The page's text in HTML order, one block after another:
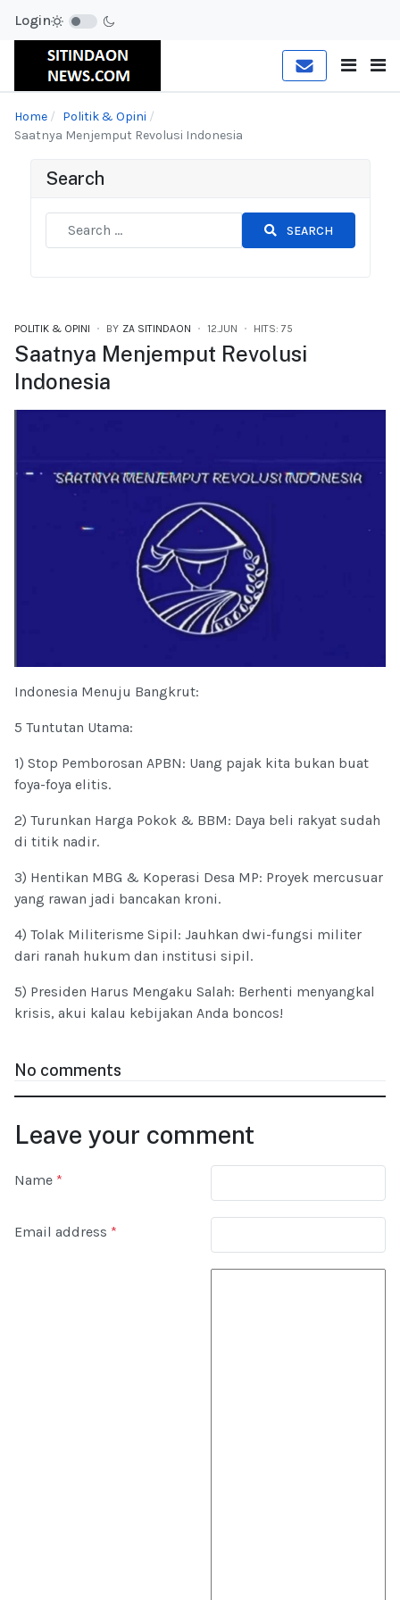
Login
Home
Politik & Opini
Saatnya Menjemput Revolusi Indonesia
Search
SEARCH
POLITIK & OPINI BY ZA SITINDAON 12.JUN HITS: 75
Saatnya Menjemput Revolusi
Indonesia
Indonesia Menuju Bangkrut:
5 Tuntutan Utama:
1) Stop Pemborosan APBN: Uang pajak kita bukan buat
foya-foya elitis.
2) Turunkan Harga Pokok & BBM: Daya beli rakyat sudah
di titik nadir.
3) Hentikan MBG & Koperasi Desa MP: Proyek mercusuar
yang rawan jadi bancakan kroni.
4) Tolak Militerisme Sipil: Jauhkan dwi-fungsi militer
dari ranah hukum dan institusi sipil.
5) Presiden Harus Mengaku Salah: Berhenti menyangkal
krisis, akui kalau kebijakan Anda boncos!
No comments
Leave your comment
Name *
Email address *